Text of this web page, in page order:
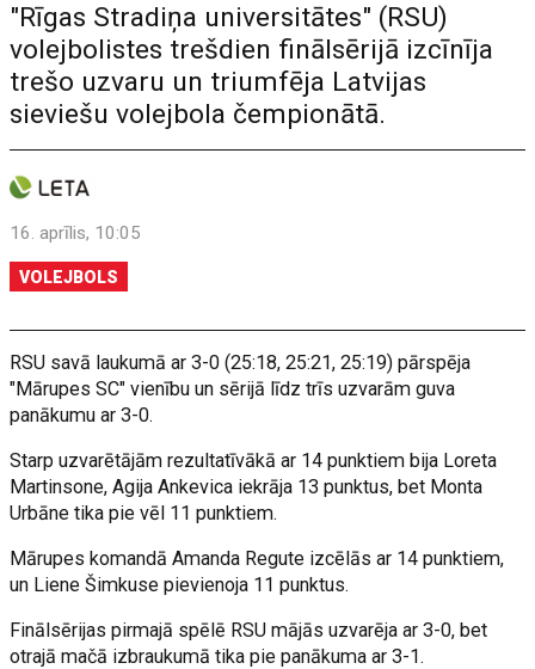
"Rīgas Stradiņa universitātes" (RSU)
volejbolistes trešdien finālsērijā izcīnīja
trešo uzvaru un triumfēja Latvijas
sieviešu volejbola čempionātā.
16. aprīlis, 10:05
VOLEJBOLS
RSU savā laukumā ar 3-0 (25:18, 25:21, 25:19) pārspēja
"Mārupes SC" vienību un sērijā līdz trīs uzvarām guva
panākumu ar 3-0.
Starp uzvarētājām rezultatīvākā ar 14 punktiem bija Loreta
Martinsone, Agija Ankevica iekrāja 13 punktus, bet Monta
Urbāne tika pie vēl 11 punktiem.
Mārupes komandā Amanda Regute izcēlās ar 14 punktiem,
un Liene Šimkuse pievienoja 11 punktus.
Finālsērijas pirmajā spēlē RSU mājās uzvarēja ar 3-0, bet
otrajā mačā izbraukumā tika pie panākuma ar 3-1.